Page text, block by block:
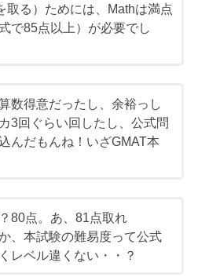
取る）ためには、Mathは満点
で85点以上）が必要でし
数得意だったし、余裕っし
3回ぐらい回したし、公式問
んだもんね！いざGMAT本
80点。あ、81点取れ
、本試験の難易度って公式
レベル違くない・・？